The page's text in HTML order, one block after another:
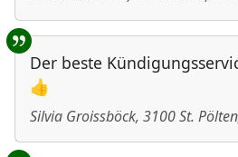
Der beste
👍
Silvia Groissböck, 3100St. Pölten